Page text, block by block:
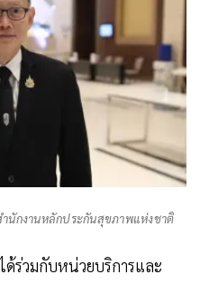
ำนักงานหลักประกันสุขภาพแห่งชาติ
ด้ร่วมกับหน่วยบริการและ